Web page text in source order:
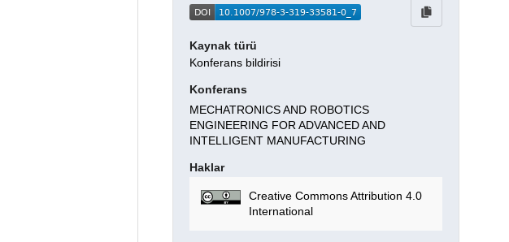
Kaynak türü
Konferans bildirisi
Konferans
MECHATRONICS AND ROBOTICS
ENGINEERING FOR ADVANCED AND
INTELLIGENT MANUFACTURING
Haklar
Creative Commons Attribution 4.0
International